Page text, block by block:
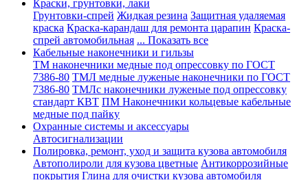
Краски, грунтовки, лаки
Грунтовки-спрей Жидкая резина Защитная удаляемая
краска Краска-карандаш для ремонта царапин Краска-
спрей автомобильная ... Показать все
Кабельные наконечники и гильзы
ТМ наконечники медные под опрессовку по ГОСТ
7386-80 ТМЛ медные луженые наконечники по ГОСТ
7386-80 ТМЛс наконечники луженые под опрессовку
стандарт КВТ ПМ Наконечники кольцевые кабельные
медные под пайку
Охранные системы и аксессуары
Автосигнализации
Полировка, ремонт, уход и защита кузова автомобиля
Автополироли для кузова цветные Антикоррозийные
покрытия Глина для очистки кузова автомобиля